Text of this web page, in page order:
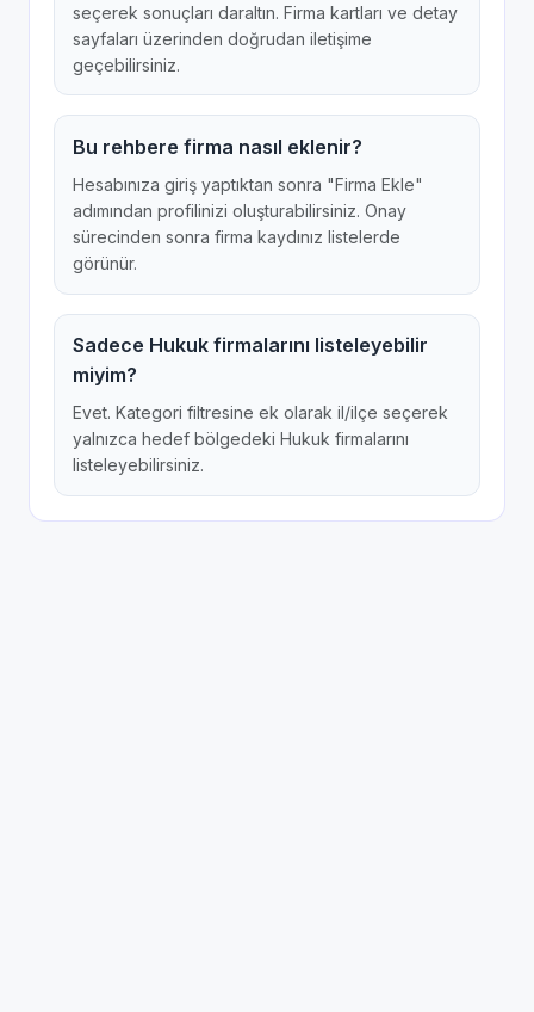
seçerek sonuçları daraltın. Firma kartları ve detay
sayfaları üzerinden doğrudan iletişime
geçebilirsiniz.
Bu rehbere firma nasıl eklenir?
Hesabınıza giriş yaptıktan sonra "Firma Ekle"
adımından profilinizi oluşturabilirsiniz. Onay
sürecinden sonra firma kaydınız listelerde
görünür.
Sadece Hukuk firmalarını listeleyebilir
miyim?
Evet. Kategori filtresine ek olarak il/ilçe seçerek
yalnızca hedef bölgedeki Hukuk firmalarını
listeleyebilirsiniz.